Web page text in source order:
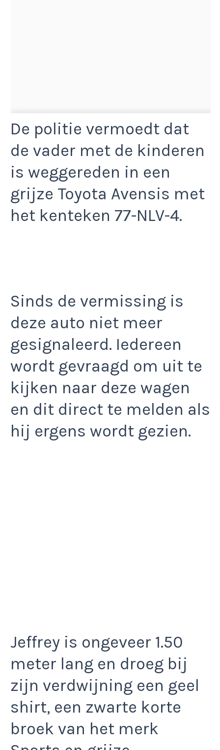
De politie vermoedt dat
de vader met de kinderen
is weggereden in een
grijze Toyota Avensis met
het kenteken 77-NLV-4.
Sinds de vermissing is
deze auto niet meer
gesignaleerd. Iedereen
wordt gevraagd om uit te
kijken naar deze wagen
en dit direct te melden als
hij ergens wordt gezien.
Jeffrey is ongeveer 1.50
meter lang en droeg bij
zijn verdwijning een geel
shirt, een zwarte korte
broek van het merk